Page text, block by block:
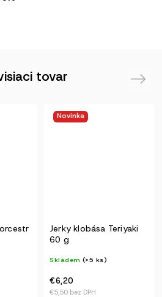
tovar
Novinka
Jerky klobása Teriyaki
60 g
Skladem (>5 ks)
€5,50 bez DPH
€6,20
Next